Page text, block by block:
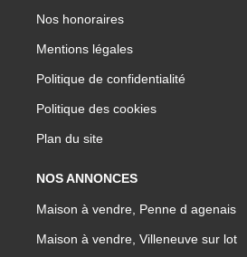
Nos honoraires
Mentions légales
Politique de confidentialité
Politique des cookies
Plan du site
NOS ANNONCES
Maison à vendre, Penne d agenais
Maison à vendre, Villeneuve sur lot